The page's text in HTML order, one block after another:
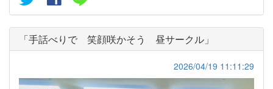
「手話べりで 笑顔咲かそう 昼サークル」
2026/04/19 11:11:29